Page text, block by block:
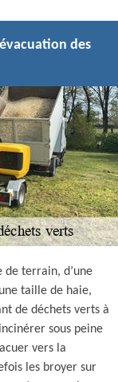
des
de terrain, d’une
taille de haie,
de déchets verts à
sous peine
vers la
les broyer sur